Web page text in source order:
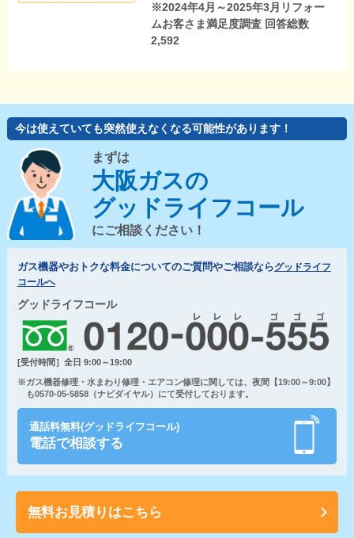
※2024年4月～2025年3月リフォー
ムお客さま満足度調査 回答総数
2,592
今は使えていても突然使えなくなる可能性があります！
まずは
大阪ガスの
グッドライフコール
にご相談ください！
ガス機器やおトクな料金についてのご質問やご相談ならグッドライフ
コールへ
グッドライフコール
[受付時間］全日 9:00～19:00
※ガス機器修理・水まわり修理・エアコン修理に関しては、夜間【19:00～9:00】
も0570-05-5858（ナビダイヤル）にて受付しております。
通話料無料(グッドライフコール)
電話で相談する
無料お見積りはこちら